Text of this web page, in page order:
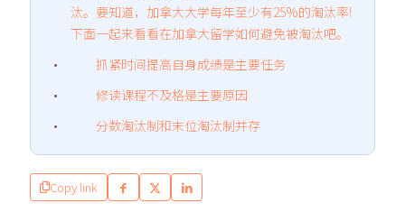
汰。要知道，加拿大大学每年至少有25%的淘汰率!
下面一起来看看在加拿大留学如何避免被淘汰吧。
抓紧时间提高自身成绩是主要任务
修读课程不及格是主要原因
分数淘汰制和末位淘汰制并存
Copy link